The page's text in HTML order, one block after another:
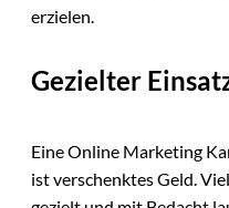
erzielen.
Gezielter
Eine Online Marketing
ist verschenktes Geld.